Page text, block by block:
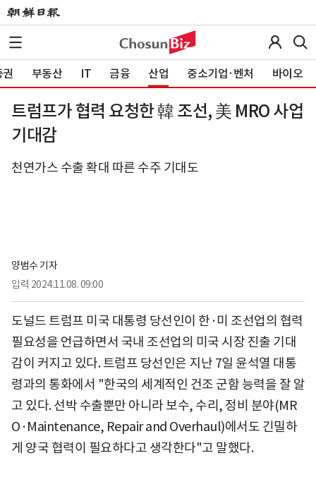
부동산 IT 금융 산업 중소기업·벤처 바이오
트럼프가 협력 요청한 韓 조선, 美 MRO 사업
기대감
천연가스 수출 확대 따른 수주 기대도
양범수 기자
입력 2024.11.08. 09:00
도널드 트럼프 미국 대통령 당선인이 한·미 조선업의 협력
필요성을 언급하면서 국내 조선업의 미국 시장 진출 기대
감이 커지고 있다. 트럼프 당선인은 지난 7일 윤석열 대통
령과의 통화에서 "한국의 세계적인 건조 군함 능력을 잘 알
고 있다. 선박 수출뿐만 아니라 보수, 수리, 정비 분야(MR
O·Maintenance, Repair and Overhaul)에서도 긴밀하
게 양국 협력이 필요하다고 생각한다"고 말했다.